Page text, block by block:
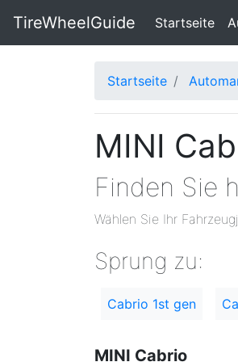
TireWheelGuide Startseite
Startseite
MINI
Finden Sie
Wählen Sie Ihr
Sprung zu:
Cabrio 1st gen
MINI Cabrio